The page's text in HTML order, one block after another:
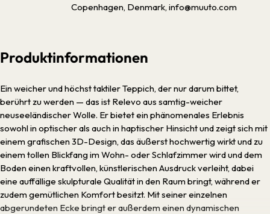
Copenhagen, Denmark, info@muuto.com
Produktinformationen
Ein weicher und höchst taktiler Teppich, der nur darum bittet,
berührt zu werden — das ist Relevo aus samtig-weicher
neuseeländischer Wolle. Er bietet ein phänomenales Erlebnis
sowohl in optischer als auch in haptischer Hinsicht und zeigt sich mit
einem grafischen 3D-Design, das äußerst hochwertig wirkt und zu
einem tollen Blickfang im Wohn- oder Schlafzimmer wird und dem
Boden einen kraftvollen, künstlerischen Ausdruck verleiht, dabei
eine auffällige skulpturale Qualität in den Raum bringt, während er
zudem gemütlichen Komfort besitzt. Mit seiner einzelnen
abgerundeten Ecke bringt er außerdem einen dynamischen